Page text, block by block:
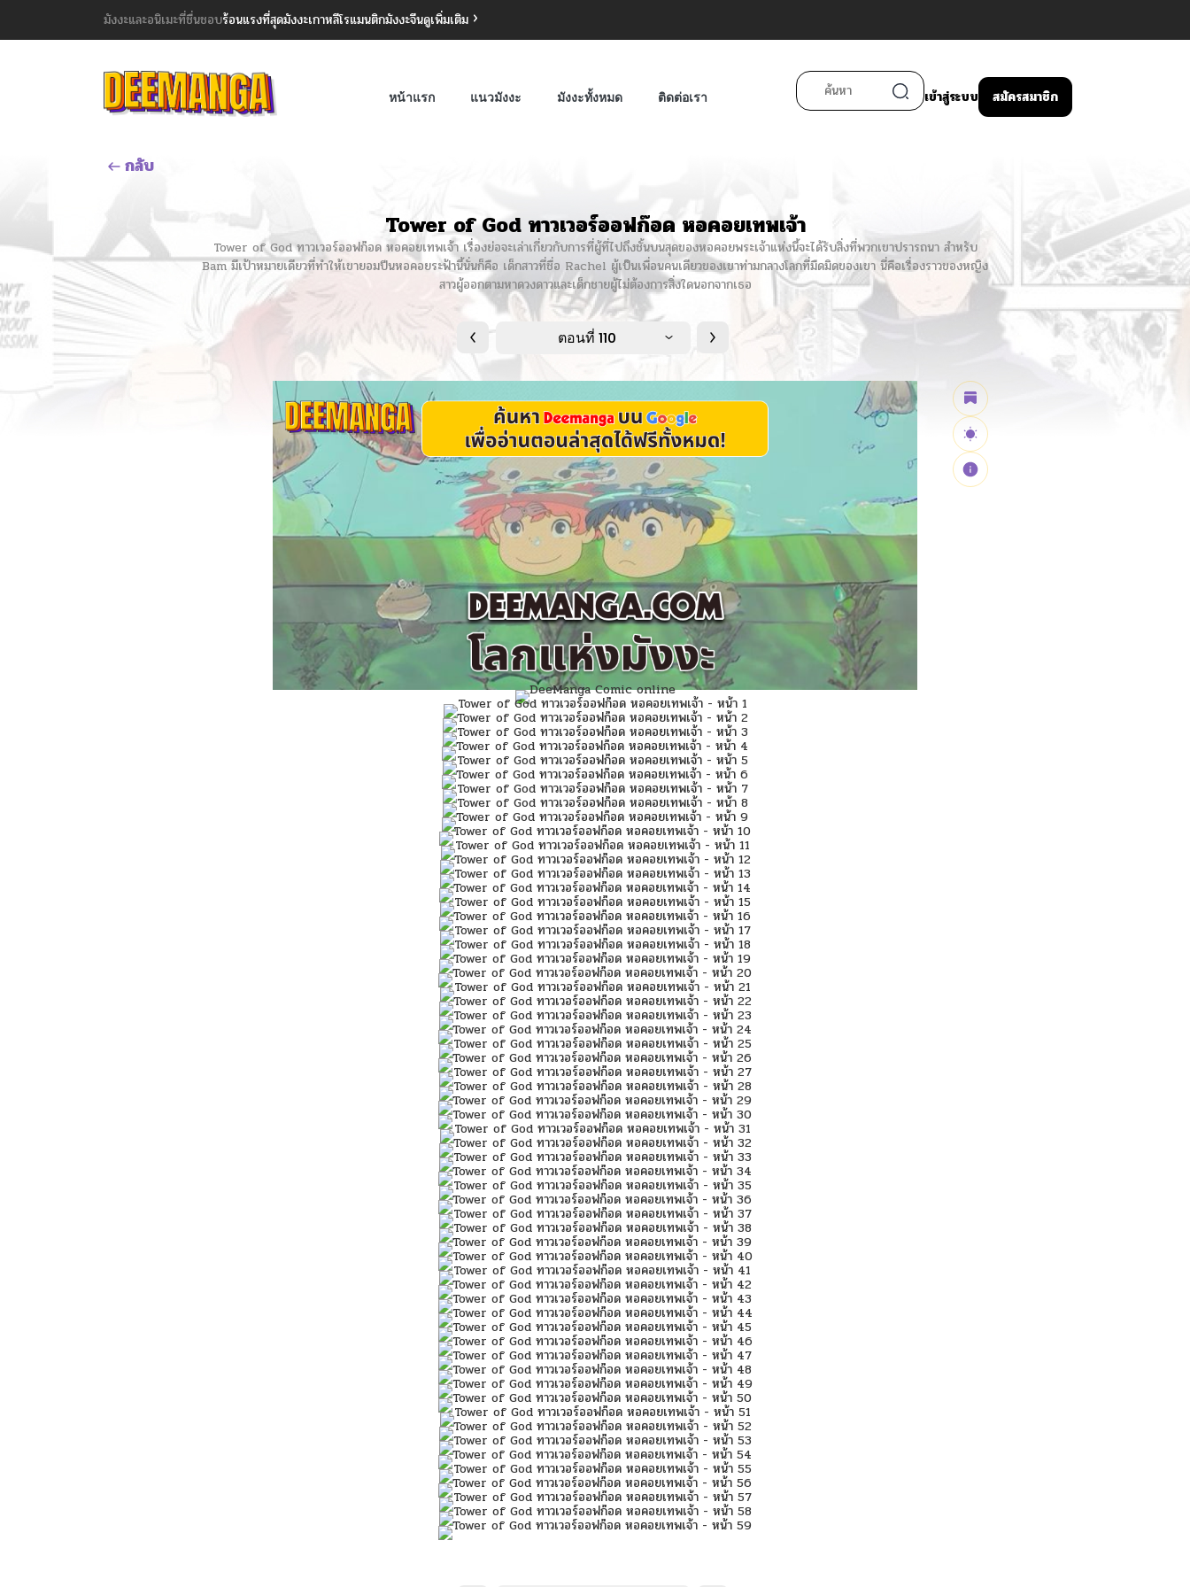
มังงะและอนิเมะที่ชื่นชอบร้อนแรงที่สุดมังงะเกาหลีโรแมนติกมังงะจีนดูเพิ่มเติม
หน้าแรก แนวมังงะ มังงะทั้งหมด ติดต่อเรา เข้าสู่ระบบ สมัครสมาชิก
กลับ
Tower of God ทาวเวอร์ออฟก๊อด หอคอยเทพเจ้า
Tower of God ทาวเวอร์ออฟก๊อด หอคอยเทพเจ้า เรื่องย่อจะเล่าเกี่ยวกับการที่ผู้ที่ไปถึงชั้นบนสุดของหอคอยพระเจ้าแห่งนี้จะได้รับสิ่งที่พวกเขาปรารถนา สำหรับ
Bam มีเป้าหมายเดียวที่ทำให้เขายอมปีนหอคอยระฟ้านี้นั่นก็คือ เด็กสาวที่ชื่อ Rachel ผู้เป็นเพื่อนคนเดียวของเขาท่ามกลางโลกที่มืดมิดของเขา นี่คือเรื่องราวของหญิง
สาวผู้ออกตามหาดวงดาวและเด็กชายผู้ไม่ต้องการสิ่งใดนอกจากเธอ
ตอนที่ 110